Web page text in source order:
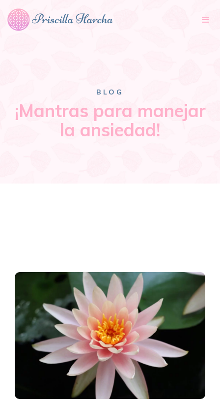
BLOG
¡Mantras para manejar
la ansiedad!